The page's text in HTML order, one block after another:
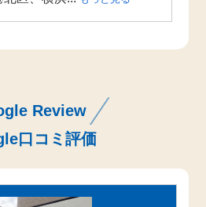
Review
口コミ評価